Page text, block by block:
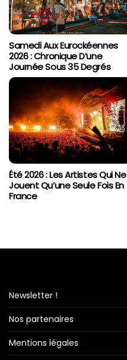
Samedi Aux Eurockéennes
2026 : Chronique D’une
Journée Sous 35 Degrés
Été 2026 : Les Artistes Qui Ne
Jouent Qu’une Seule Fois En
France
Newsletter !
Nos partenaires
Mentions légales